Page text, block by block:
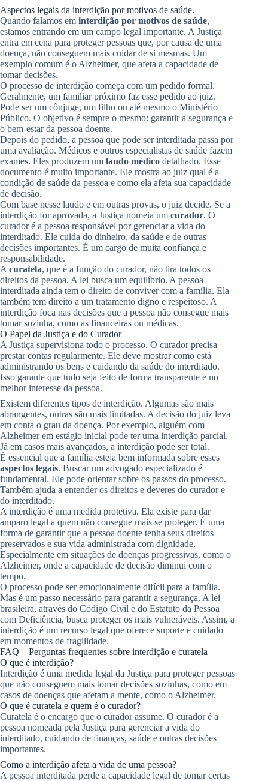
Aspectos legais da interdição por motivos de saúde.
Quando falamos em interdição por motivos de saúde,
estamos entrando em um campo legal importante. A Justiça
entra em cena para proteger pessoas que, por causa de uma
doença, não conseguem mais cuidar de si mesmas. Um
exemplo comum é o Alzheimer, que afeta a capacidade de
tomar decisões.
O processo de interdição começa com um pedido formal.
Geralmente, um familiar próximo faz esse pedido ao juiz.
Pode ser um cônjuge, um filho ou até mesmo o Ministério
Público. O objetivo é sempre o mesmo: garantir a segurança e
o bem-estar da pessoa doente.
Depois do pedido, a pessoa que pode ser interditada passa por
uma avaliação. Médicos e outros especialistas de saúde fazem
exames. Eles produzem um laudo médico detalhado. Esse
documento é muito importante. Ele mostra ao juiz qual é a
condição de saúde da pessoa e como ela afeta sua capacidade
de decisão.
Com base nesse laudo e em outras provas, o juiz decide. Se a
interdição for aprovada, a Justiça nomeia um curador. O
curador é a pessoa responsável por gerenciar a vida do
interditado. Ele cuida do dinheiro, da saúde e de outras
decisões importantes. É um cargo de muita confiança e
responsabilidade.
A curatela, que é a função do curador, não tira todos os
direitos da pessoa. A lei busca um equilíbrio. A pessoa
interditada ainda tem o direito de conviver com a família. Ela
também tem direito a um tratamento digno e respeitoso. A
interdição foca nas decisões que a pessoa não consegue mais
tomar sozinha, como as financeiras ou médicas.
O Papel da Justiça e do Curador
A Justiça supervisiona todo o processo. O curador precisa
prestar contas regularmente. Ele deve mostrar como está
administrando os bens e cuidando da saúde do interditado.
Isso garante que tudo seja feito de forma transparente e no
melhor interesse da pessoa.
Existem diferentes tipos de interdição. Algumas são mais
abrangentes, outras são mais limitadas. A decisão do juiz leva
em conta o grau da doença. Por exemplo, alguém com
Alzheimer em estágio inicial pode ter uma interdição parcial.
Já em casos mais avançados, a interdição pode ser total.
É essencial que a família esteja bem informada sobre esses
aspectos legais. Buscar um advogado especializado é
fundamental. Ele pode orientar sobre os passos do processo.
Também ajuda a entender os direitos e deveres do curador e
do interditado.
A interdição é uma medida protetiva. Ela existe para dar
amparo legal a quem não consegue mais se proteger. É uma
forma de garantir que a pessoa doente tenha seus direitos
preservados e sua vida administrada com dignidade.
Especialmente em situações de doenças progressivas, como o
Alzheimer, onde a capacidade de decisão diminui com o
tempo.
O processo pode ser emocionalmente difícil para a família.
Mas é um passo necessário para garantir a segurança. A lei
brasileira, através do Código Civil e do Estatuto da Pessoa
com Deficiência, busca proteger os mais vulneráveis. Assim, a
interdição é um recurso legal que oferece suporte e cuidado
em momentos de fragilidade.
FAQ – Perguntas frequentes sobre interdição e curatela
O que é interdição?
Interdição é uma medida legal da Justiça para proteger pessoas
que não conseguem mais tomar decisões sozinhas, como em
casos de doenças que afetam a mente, como o Alzheimer.
O que é curatela e quem é o curador?
Curatela é o encargo que o curador assume. O curador é a
pessoa nomeada pela Justiça para gerenciar a vida do
interditado, cuidando de finanças, saúde e outras decisões
importantes.
Como a interdição afeta a vida de uma pessoa?
A pessoa interditada perde a capacidade legal de tomar certas